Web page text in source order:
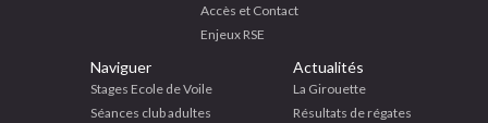
Accès et Contact
Enjeux RSE
Naviguer
Stages Ecole de Voile
Séances club adultes
Actualités
La Girouette
Résultats de régates